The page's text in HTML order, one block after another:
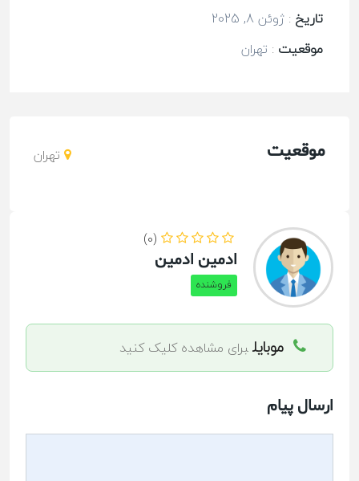
تاریخ : ژوئن 8, 2025
موقعیت : تهران
موقعیت تهران
(0)
ادمین ادمین
فروشنده
موبایلبرای مشاهده کلیک کنید
ارسال پیام